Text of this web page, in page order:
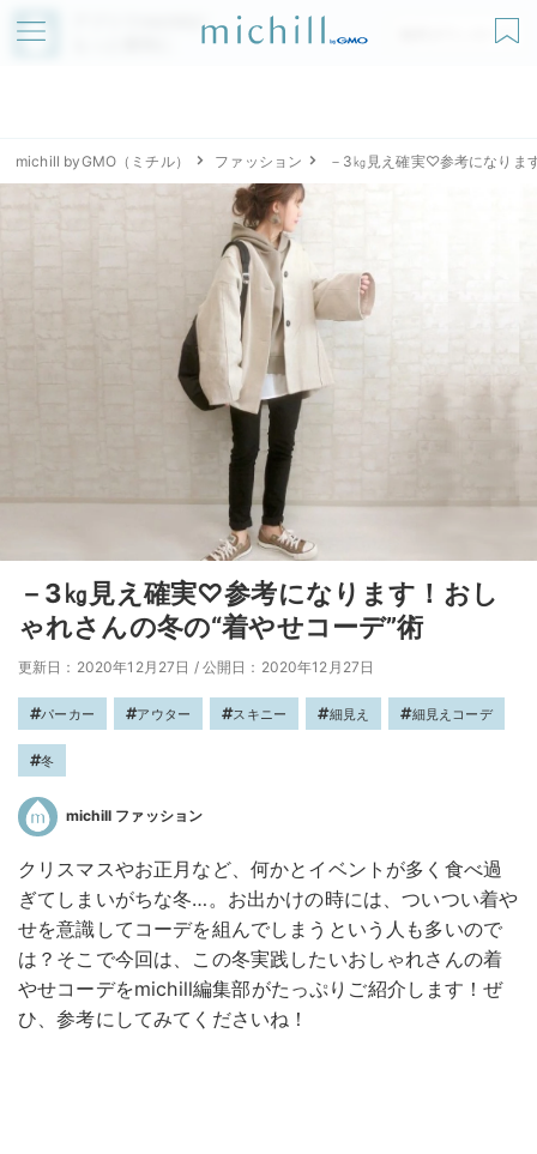
アプリでmichillが
無料ダウンロード
michill byGMO（ミチル） ファッション －3㎏見え確実♡参考になりま
－3㎏見え確実♡参考になります！おし
ゃれさんの冬の“着やせコーデ”術
更新日：2020年12月27日 / 公開日：2020年12月27日
パーカー アウター スキニー 細見え 細見えコーデ
冬
michill ファッション
クリスマスやお正月など、何かとイベントが多く食べ過
ぎてしまいがちな冬…。お出かけの時には、ついつい着や
せを意識してコーデを組んでしまうという人も多いので
は？そこで今回は、この冬実践したいおしゃれさんの着
やせコーデをmichill編集部がたっぷりご紹介します！ぜ
ひ、参考にしてみてくださいね！